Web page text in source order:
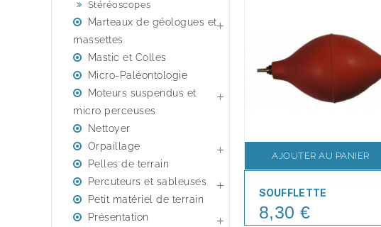
Stéréoscopes
Marteaux de géologues et
massettes

Mastic et Colles
Micro-Paléontologie
Moteurs suspendus et
micro perceuses

Nettoyer
Orpaillage

Pelles de terrain
Percuteurs et sableuses

Petit matériel de terrain
Présentation

AJOUTER AU PANIER
SOUFFLETTE
Price
8,30 €